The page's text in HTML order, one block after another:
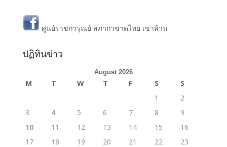
ศูนย์ราชการุณย์ สภากาชาดไทย เขาล้าน
ปฏิทินข่าว
August 2026
M T W T F S
S
1
2
3
4 5 6 7 8
9
10
11 12 13 14 15
16
17
18 19 20 21 22
23